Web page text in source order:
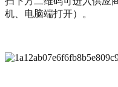
机、电脑端打开）。